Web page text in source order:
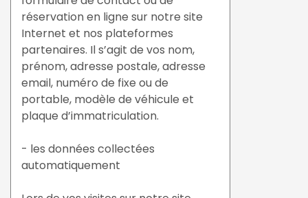
réservation en ligne sur notre site
Internet et nos plateformes
partenaires. Il s’agit de vos nom,
prénom, adresse postale, adresse
email, numéro de fixe ou de
portable, modèle de véhicule et
plaque d’immatriculation.
- les données collectées
automatiquement